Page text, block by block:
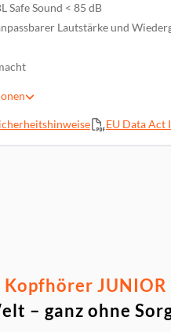
Safe Sound < 85 dB
Lautstärke und
ein neues Leben
JBL Junior Free, 1 x
EU Data Act
Kopfhörer JUNIOR
– ganz ohne